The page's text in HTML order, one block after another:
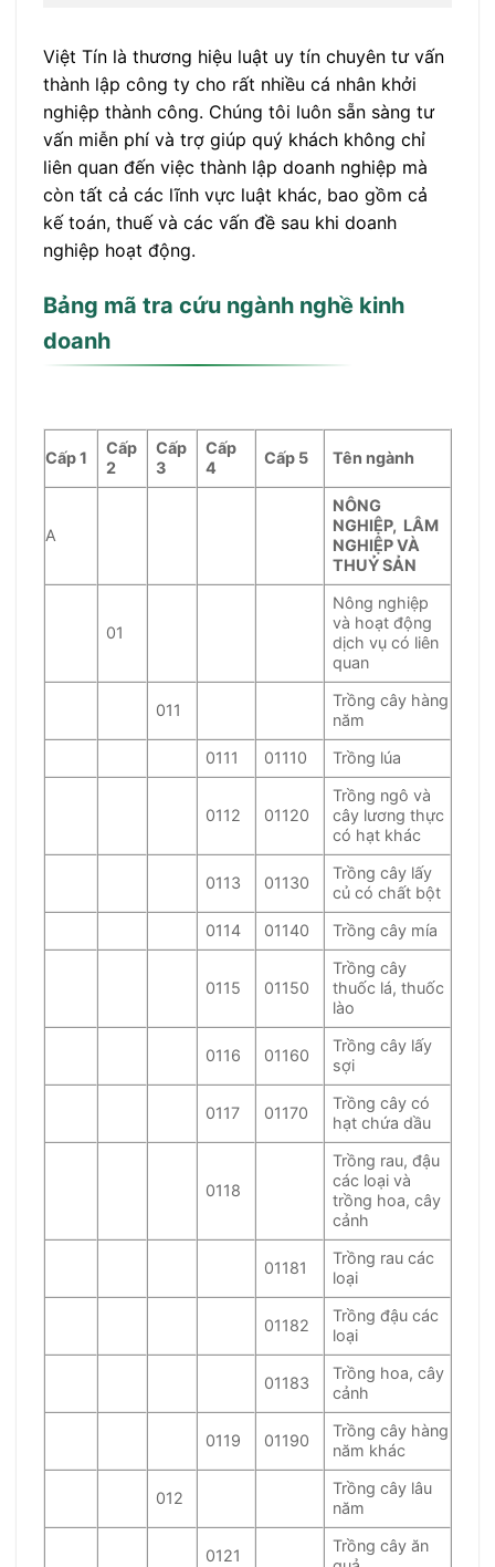
Việt Tín là thương hiệu luật uy tín chuyên tư vấn
thành lập công ty cho rất nhiều cá nhân khởi
nghiệp thành công. Chúng tôi luôn sẵn sàng tư
vấn miễn phí và trợ giúp quý khách không chỉ
liên quan đến việc thành lập doanh nghiệp mà
còn tất cả các lĩnh vực luật khác, bao gồm cả
kế toán, thuế và các vấn đề sau khi doanh
nghiệp hoạt động.
Bảng mã tra cứu ngành nghề kinh
doanh
Cấp1
Cấp
2
Cấp
3
Cấp
4
Cấp 5 Tên ngành
A
NÔNG
NGHIỆP, LÂM
NGHIỆP VÀ
THUỶ SẢN
01
Nông nghiệp
và hoạt động
dịch vụ có liên
quan
011
Trồng cây hàng
năm
0111
01110 Trồng lúa
0112 01120
Trồng ngô và
cây lương thực
có hạt khác
0113 01130
Trồng cây lấy
củ có chất bột
0114
01140 Trồng cây mía
0115 01150
Trồng cây
thuốc lá, thuốc
lào
0116 01160
Trồng cây lấy
sợi
0117 01170
Trồng cây có
hạt chứa dầu
0118
Trồng rau, đậu
các loại và
trồng hoa, cây
cảnh
01181
Trồng rau các
loại
01182
Trồng đậu các
loại
01183
Trồng hoa, cây
cảnh
0119 01190
Trồng cây hàng
năm khác
012
Trồng cây lâu
năm
0121
Trồng cây ăn